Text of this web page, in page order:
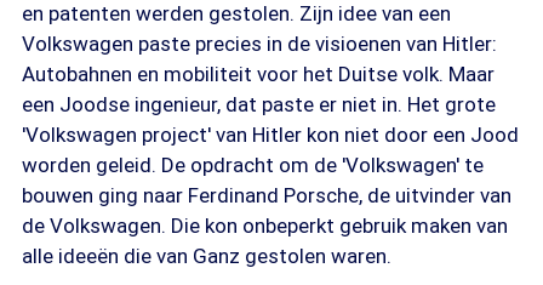
en patenten werden gestolen. Zijn idee van een
Volkswagen paste precies in de visioenen van Hitler:
Autobahnen en mobiliteit voor het Duitse volk. Maar
een Joodse ingenieur, dat paste er niet in. Het grote
'Volkswagen project' van Hitler kon niet door een Jood
worden geleid. De opdracht om de 'Volkswagen' te
bouwen ging naar Ferdinand Porsche, de uitvinder van
de Volkswagen. Die kon onbeperkt gebruik maken van
alle ideeën die van Ganz gestolen waren.